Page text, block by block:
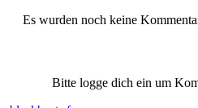
Es wurden noch keine
Bitte logge dich ein um